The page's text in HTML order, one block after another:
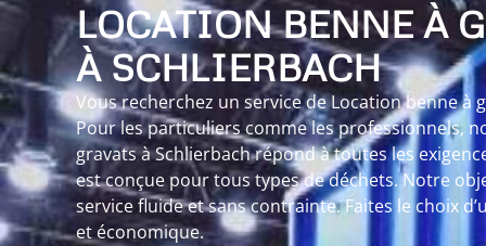
LOCATION BENNE À
À SCHLIERBACH
Vous recherchez un service de Location benne à
Pour les particuliers comme les professionnels,
gravats à Schlierbach répond à toutes les
est conçue pour tous types de déchets. Notre
service fluide et sans contrainte. Faites le choix
et économique.